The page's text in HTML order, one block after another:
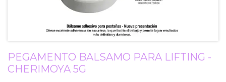
PEGAMENTO BALSAMO PARA LIFTING -
CHERIMOYA 5G